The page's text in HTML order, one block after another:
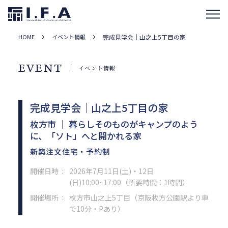
HOME イベント情報 完成見学会｜山之上5丁目の家
EVENT イベント情報
完成見学会｜山之上5丁目の家
枚方市 ｜ 暮らしそのものがキャンプのよう
に、「ソト」へと開かれる家
新築注文住宅・予約制
開催日時 ：
2026年7月11日(土)・12日
(日)10:00~17:00（所要時間：1時間）
開催場所 ：
枚方市山之上5丁目（京阪枚方公園駅より車
で10分・Pあり）